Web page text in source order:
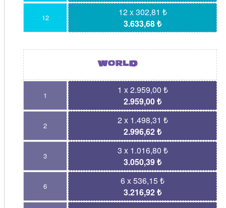
12
12 x 302,81 ₺
3.633,68 ₺
1
1 x 2.959,00 ₺
2.959,00 ₺
2
2 x 1.498,31 ₺
2.996,62 ₺
3
3 x 1.016,80 ₺
3.050,39 ₺
6
6 x 536,15 ₺
3.216,92 ₺